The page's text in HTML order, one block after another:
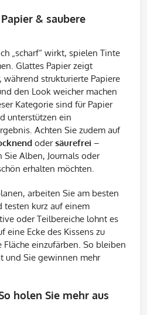
& saubere
„scharf“ wirkt, spielen Tinte
Glattes Papier zeigt
während strukturierte Papiere
den Look weicher machen
Kategorie sind für Papier
unterstützen ein
Achten Sie zudem auf
odersäurefrei –
Alben, Journals oder
erhalten möchten.
arbeiten Sie am besten
testen kurz auf einem
oder Teilbereiche lohnt es
eine Ecke des Kissens zu
einzufärben. So bleiben
und Sie gewinnen mehr
holen Sie mehr aus